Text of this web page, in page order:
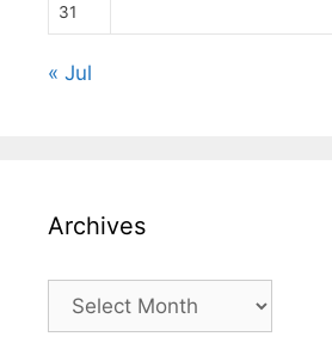
31
« Jul
Archives
Archives